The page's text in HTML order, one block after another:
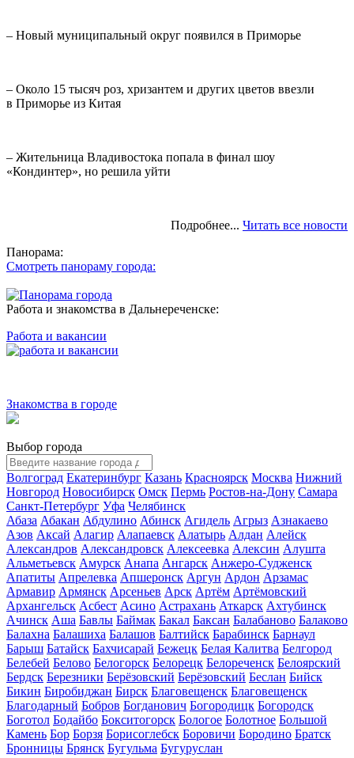
– Новый муниципальный округ появился в Приморье
– Около 15 тысяч роз, хризантем и других цветов ввезли
в Приморье из Китая
– Жительница Владивостока попала в финал шоу
«Кондинтер», но решила уйти
Подробнее... Читать все новости
Панорама:
Смотреть панораму города:
Работа и знакомства в Дальнереченске:
Работа и вакансии
Знакомства в городе
Выбор города
Волгоград Екатеринбург Казань Красноярск Москва Нижний
Новгород Новосибирск Омск Пермь Ростов-на-Дону Самара
Санкт-Петербург Уфа Челябинск
Абаза Абакан Абдулино Абинск Агидель Агрыз Азнакаево
Азов Аксай Алагир Алапаевск Алатырь Алдан Алейск
Александров Александровск Алексеевка Алексин Алушта
Альметьевск Амурск Анапа Ангарск Анжеро-Судженск
Апатиты Апрелевка Апшеронск Аргун Ардон Арзамас
Армавир Армянск Арсеньев Арск Артём Артёмовский
Архангельск Асбест Асино Астрахань Аткарск Ахтубинск
Ачинск Аша Бавлы Баймак Бакал Баксан Балабаново Балаково
Балахна Балашиха Балашов Балтийск Барабинск Барнаул
Барыш Батайск Бахчисарай Бежецк Белая Калитва Белгород
Белебей Белово Белогорск Белорецк Белореченск Белоярский
Бердск Березники Берёзовский Берёзовский Беслан Бийск
Бикин Биробиджан Бирск Благовещенск Благовещенск
Благодарный Бобров Богданович Богородицк Богородск
Боготол Бодайбо Бокситогорск Бологое Болотное Большой
Камень Бор Борзя Борисоглебск Боровичи Бородино Братск
Бронницы Брянск Бугульма Бугуруслан